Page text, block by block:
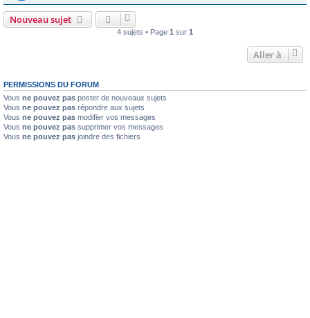
Nouveau sujet
4 sujets • Page 1 sur 1
Aller à
PERMISSIONS DU FORUM
Vous ne pouvez pas poster de nouveaux sujets
Vous ne pouvez pas répondre aux sujets
Vous ne pouvez pas modifier vos messages
Vous ne pouvez pas supprimer vos messages
Vous ne pouvez pas joindre des fichiers